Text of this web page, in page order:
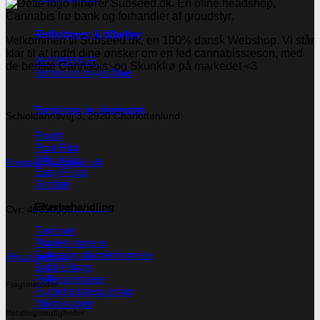
Reflektorer & tilbehør
HPS/MH/CFL
Refleksivt mylar/folie
Forspiring og plantestart
Root!t
Root Riot
Jiffy disks
Eazy Plugs
Grodan
Efterbehandling
Tørrenet
Plantetrimmere
Sakse og plantetrimmere
Bubble bags
Pollenpressere
Fugtighedsregulering
Mikroskoper
Velkommen til Subseed.dk, en 100% dansk Webshop. Vi står
klar til at indfri dine ønsker om en fed cannabissæson, med
de bedste Cannabis -og Skunkfrø på markedet <3
Schioldannsvej 3, 2920 Charlottenlund
Kontakt@subseed.dk
Cvr: 40690956
@subseed.dk
Fragtmetoder